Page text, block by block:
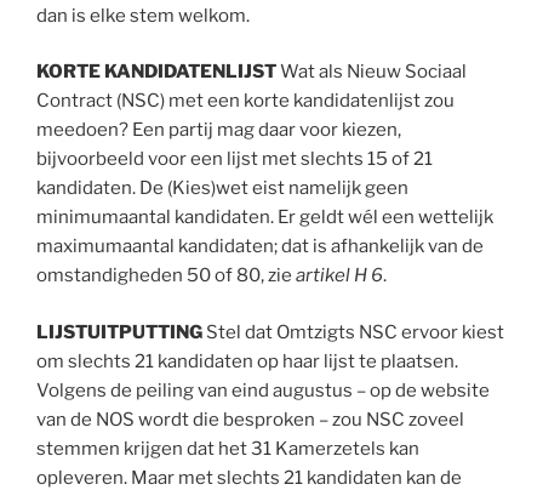
dan is elke stem welkom.
KORTE KANDIDATENLIJSTWat als Nieuw Sociaal
Contract (NSC) met een korte kandidatenlijst zou
meedoen? Een partij mag daar voor kiezen,
bijvoorbeeld voor een lijst met slechts 15 of 21
kandidaten. De (Kies)wet eist namelijk geen
minimumaantal kandidaten. Er geldt wél een wettelijk
maximumaantal kandidaten; dat is afhankelijk van de
omstandigheden 50 of 80, zie artikel H 6.
LIJSTUITPUTTING Stel dat Omtzigts NSC ervoor kiest
om slechts 21 kandidaten op haar lijst te plaatsen.
Volgens de peiling van eind augustus – op de website
van de NOS wordt die besproken – zou NSC zoveel
stemmen krijgen dat het 31 Kamerzetels kan
opleveren. Maar met slechts 21 kandidaten kan de